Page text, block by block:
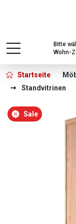
Choose a
content for
Wohn-
Bitte
Startseite
Standvitrinen
Bildergalerie
Sale